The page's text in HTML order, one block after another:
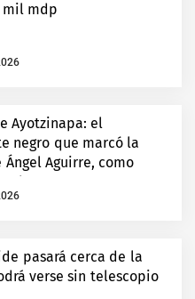
mil mdp
Ayotzinapa: el
negro que marcó la
Ángel Aguirre, como
de Guerrero
pasará cerca de la
verse sin telescopio